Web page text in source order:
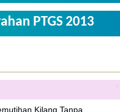
PTGS 2013
Kilang Tanpa